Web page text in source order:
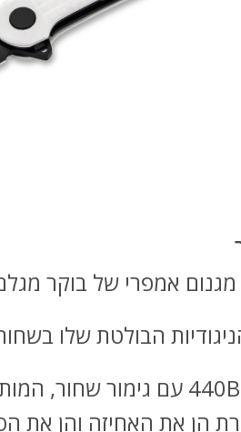
אמפרי של בוקר מגלם
הבולטת שלו
הן את האחיזה והן את